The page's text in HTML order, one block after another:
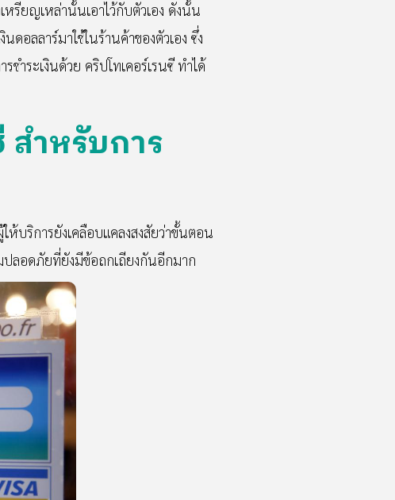
หรียญเหล่านั้นเอาไว้กับตัวเอง ดังนั้น
ดอลลาร์มาใช้ในร้านค้าของตัวเอง ซึ่ง
ำระเงินด้วย คริปโทเคอร์เรนซี ทำได้
สำหรับการ
ห้บริการยังเคลือบแคลงสงสัยว่าขั้นตอน
ปลอดภัยที่ยังมีข้อถกเถียงกันอีกมาก